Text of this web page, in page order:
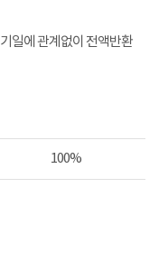
기일에 관계없이 전액반환
100%